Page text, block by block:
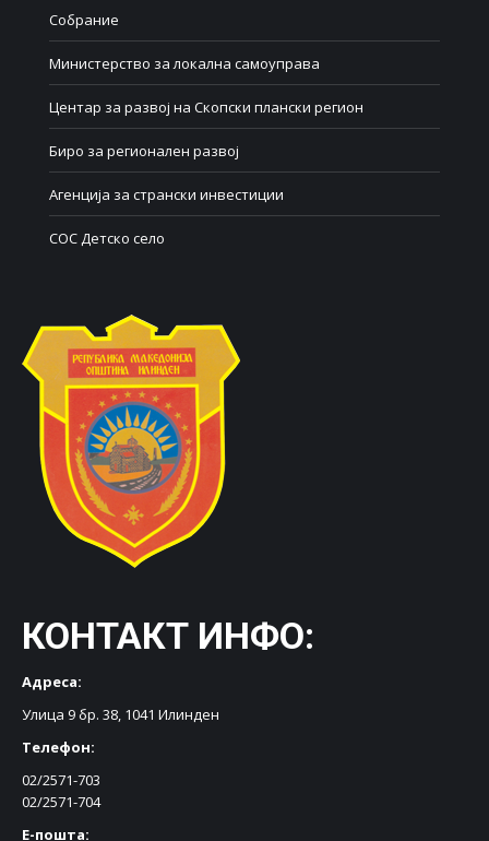
Собрание
Министерство за локална самоуправа
Центар за развој на Скопски плански регион
Биро за регионален развој
Агенција за странски инвестиции
СОС Детско село
КОНТАКТ ИНФО:
Адреса:
Улица 9 бр. 38, 1041 Илинден
Телефон:
02/2571-703
02/2571-704
Е-пошта: